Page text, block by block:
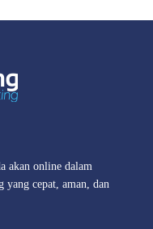
akan online dalam
cepat, aman, dan